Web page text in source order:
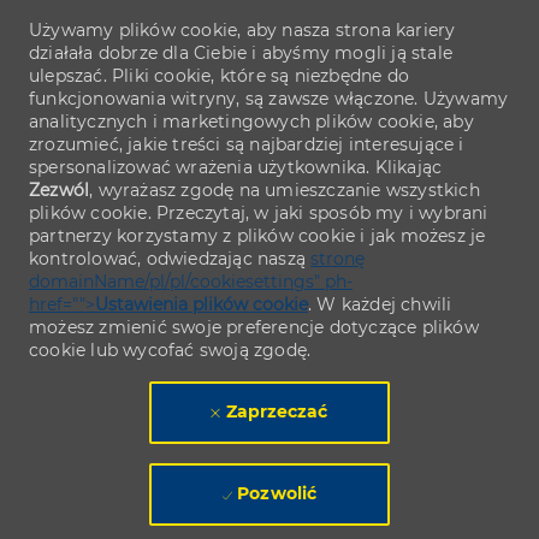
Używamy plików cookie, aby nasza strona kariery
działała dobrze dla Ciebie i abyśmy mogli ją stale
ulepszać. Pliki cookie, które są niezbędne do
funkcjonowania witryny, są zawsze włączone. Używamy
analitycznych i marketingowych plików cookie, aby
zrozumieć, jakie treści są najbardziej interesujące i
spersonalizować wrażenia użytkownika. Klikając
Zezwól, wyrażasz zgodę na umieszczanie wszystkich
plików cookie. Przeczytaj, w jaki sposób my i wybrani
partnerzy korzystamy z plików cookie i jak możesz je
kontrolować, odwiedzając naszą stronę
domainName/pl/pl/cookiesettings" ph-
href="">Ustawienia plików cookie. W każdej chwili
możesz zmienić swoje preferencje dotyczące plików
cookie lub wycofać swoją zgodę.
Zaprzeczać
Pozwolić